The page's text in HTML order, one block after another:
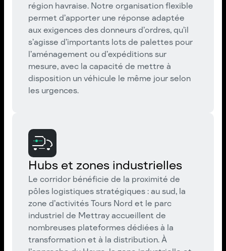
région havraise. Notre organisation flexible
permet d’apporter une réponse adaptée
aux exigences des donneurs d’ordres, qu’il
s’agisse d’importants lots de palettes pour
l’aménagement ou d’expéditions sur
mesure, avec la capacité de mettre à
disposition un véhicule le même jour selon
les urgences.
Hubs et zones industrielles
Le corridor bénéficie de la proximité de
pôles logistiques stratégiques : au sud, la
zone d’activités Tours Nord et le parc
industriel de Mettray accueillent de
nombreuses plateformes dédiées à la
transformation et à la distribution. À